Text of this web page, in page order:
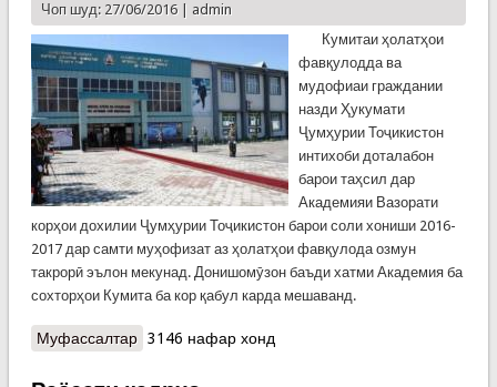
Чоп шуд: 27/06/2016 | admin
Кумитаи ҳолатҳои
фавқулодда ва
мудофиаи граждании
назди Ҳукумати
Ҷумҳурии Тоҷикистон
интихоби доталабон
барои таҳсил дар
Академияи Вазорати
корҳои дохилии Ҷумҳурии Тоҷикистон барои соли хониши 2016-
2017 дар самти муҳофизат аз ҳолатҳои фавқулода озмун
такрорӣ эълон мекунад. Донишомӯзон баъди хатми Академия ба
сохторҳои Кумита ба кор қабул карда мешаванд.
Муфассалтаро Эълони даъват ба таҳсил дар Академияи ВКД
3146 нафар хонд